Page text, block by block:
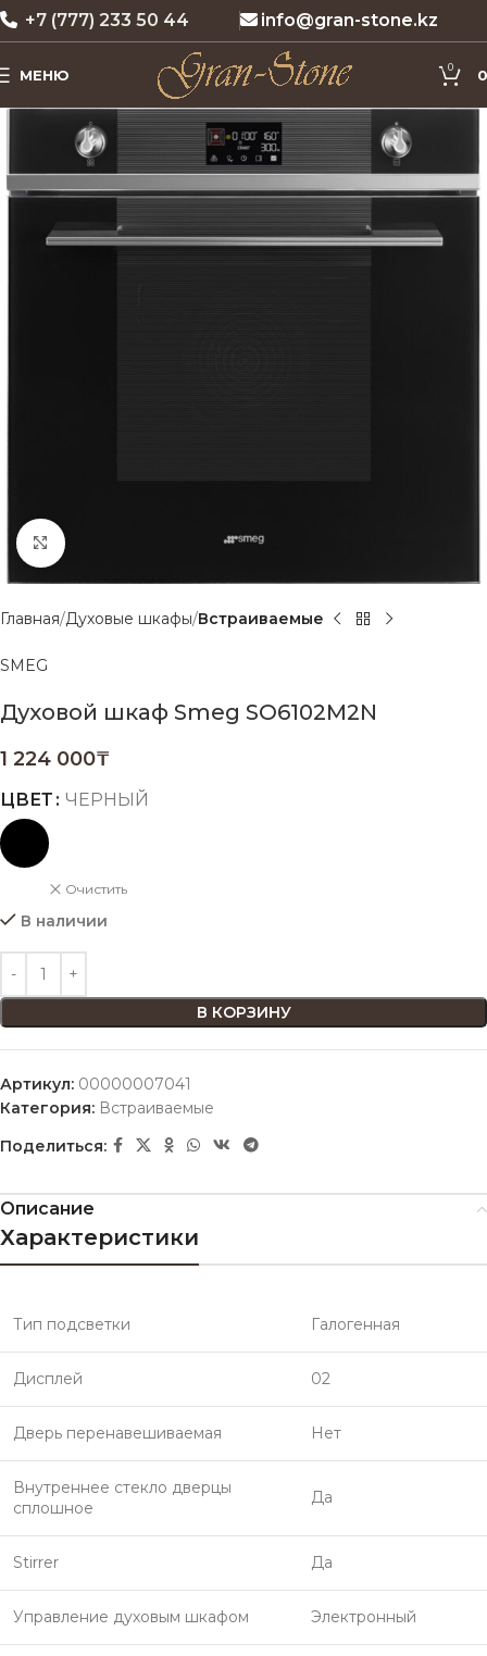
+7 (777) 233 50 44 info@gran-stone.kz
МЕНЮ 0 0
Нажмите, чтобы увеличить
Главная Духовые шкафы Встраиваемые
SMEG
Духовой шкаф Smeg SO6102M2N
1 224 000₸
ЦВЕТ ЧЕРНЫЙ
Очистить
В наличии
В КОРЗИНУ
Артикул: 00000007041
Категория: Встраиваемые
Поделиться:
Описание
Характеристики
Тип подсветки Галогенная
Дисплей 02
Дверь перенавешиваемая Нет
Внутреннее стекло дверцы
сплошное
Да
Stirrer Да
Управление духовым шкафом Электронный